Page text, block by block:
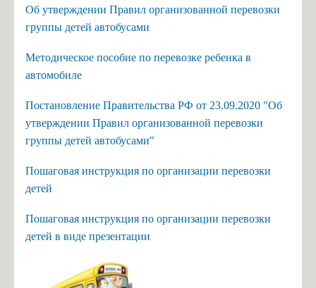
Об утверждении Правил организованной перевозки
группы детей автобусами
Методическое пособие по перевозке ребенка в
автомобиле
Постановление Правительства РФ от 23.09.2020 "Об
утверждении Правил организованной перевозки
группы детей автобусами"
Пошаговая инструкция по организации перевозки
детей
Пошаговая инструкция по организации перевозки
детей в виде презентации